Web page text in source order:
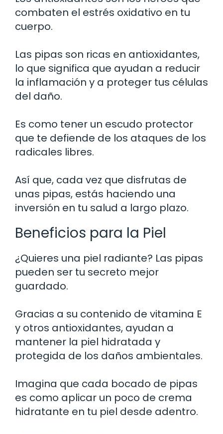
combaten el estrés oxidativo en tu
cuerpo.
Las pipas son ricas en antioxidantes,
lo que significa que ayudan a reducir
la inflamación y a proteger tus células
del daño.
Es como tener un escudo protector
que te defiende de los ataques de los
radicales libres.
Así que, cada vez que disfrutas de
unas pipas, estás haciendo una
inversión en tu salud a largo plazo.
Beneficios para la Piel
¿Quieres una piel radiante? Las pipas
pueden ser tu secreto mejor
guardado.
Gracias a su contenido de vitamina E
y otros antioxidantes, ayudan a
mantener la piel hidratada y
protegida de los daños ambientales.
Imagina que cada bocado de pipas
es como aplicar un poco de crema
hidratante en tu piel desde adentro.